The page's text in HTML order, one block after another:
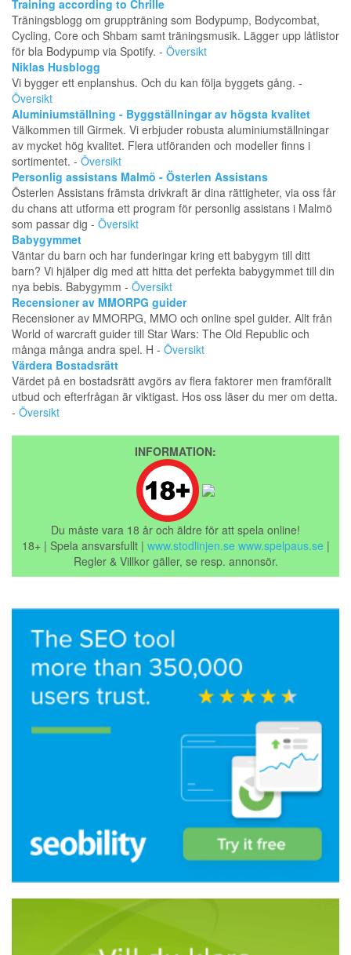
Training according to Chrille
Träningsblogg om gruppträning som Bodypump, Bodycombat,
Cycling, Core och Shbam samt träningsmusik. Lägger upp låtlistor
för bla Bodypump via Spotify. - Översikt
Niklas Husblogg
Vi bygger ett enplanshus. Och du kan följa byggets gång. -
Översikt
Aluminiumställning - Byggställningar av högsta kvalitet
Välkommen till Girmek. Vi erbjuder robusta aluminiumställningar
av mycket hög kvalitet. Flera utföranden och modeller finns i
sortimentet. - Översikt
Personlig assistans Malmö - Österlen Assistans
Österlen Assistans främsta drivkraft är dina rättigheter, via oss får
du chans att utforma ett program för personlig assistans i Malmö
som passar dig - Översikt
Babygymmet
Väntar du barn och har funderingar kring ett babygym till ditt
barn? Vi hjälper dig med att hitta det perfekta babygymmet till din
nya bebis. Babygymm - Översikt
Recensioner av MMORPG guider
Recensioner av MMORPG, MMO och online spel guider. Allt från
World of warcraft guider till Star Wars: The Old Republic och
många många andra spel. H - Översikt
Värdera Bostadsrätt
Värdet på en bostadsrätt avgörs av flera faktorer men framförallt
utbud och efterfrågan är viktigast. Hos oss läser du mer om detta.
- Översikt
INFORMATION:
Du måste vara 18 år och äldre för att spela online!
18+ | Spela ansvarsfullt | www.stodlinjen.se www.spelpaus.se |
Regler & Villkor gäller, se resp. annonsör.